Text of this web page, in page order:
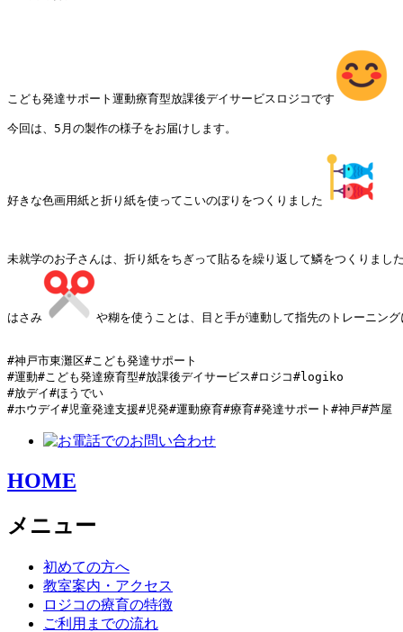
こども発達サポート運動療育型放課後デイサービスロジコです
今回は、5月の製作の様子をお届けします。
好きな色画用紙と折り紙を使ってこいのぼりをつくりました
未就学のお子さんは、折り紙をちぎって貼るを繰り返して鱗をつくりま
はさみ や糊を使うことは、目と手が連動して指先のトレーニン
#神戸市東灘区#こども発達サポート
#運動#こども発達療育型#放課後デイサービス#ロジコ#logiko
#放デイ#ほうでい
#ホウデイ#児童発達支援#児発#運動療育#療育#発達サポート#神戸#芦屋
HOME
メニュー
初めての方へ
教室案内・アクセス
ロジコの療育の特徴
ご利用までの流れ